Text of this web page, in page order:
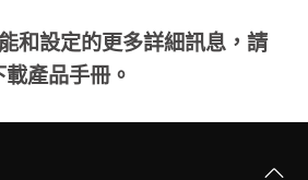
和設定的更多詳細訊息，請
載產品手冊。